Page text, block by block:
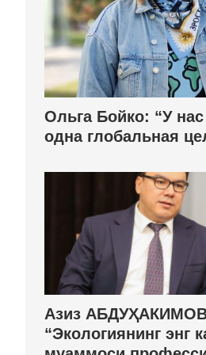
Ольга Бойко: “У нас
одна глобальная
Азиз
“Экологиянинг энг